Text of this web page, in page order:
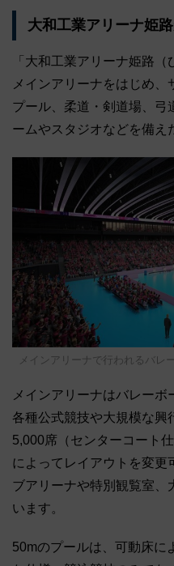
大和工業アリーナ姫
「大和工業アリーナ姫路
メインアリーナをはじめ
プール、柔道・剣道場、弓
ームやスタジオなどを備え
メインアリーナで行われるバレ
メインアリーナはバレーボ
各種公式競技や大規模な興
5,000席（センターコート
によってレイアウトを変更
ブアリーナや特別観覧室、
います。
50mのプールは、可動床に